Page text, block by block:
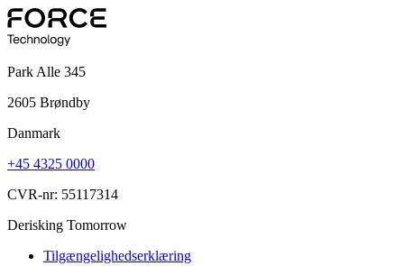
Park Alle 345
2605 Brøndby
Danmark
+45 4325 0000
CVR-nr: 55117314
Derisking Tomorrow
Tilgængelighedserklæring